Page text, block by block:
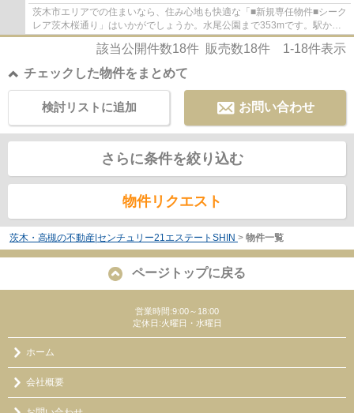
茨木市エリアでの住まいなら、住み心地も快適な「■新規専任物件■シーク
レア茨木桜通り」はいかがでしょうか。水尾公園まで353mです。駅から
徒歩9分の場所に位置する物件です。センチュ...
該当公開件数18件 販売数18件 1-18件表示
チェックした物件をまとめて
お問い合わせ
検討リストに追加
さらに条件を絞り込む
物件リクエスト
茨木・高槻の不動産|センチュリー21エステートSHIN > 物件一覧
ページトップに戻る
営業時間:9:00～18:00
定休日:火曜日・水曜日
ホーム
会社概要